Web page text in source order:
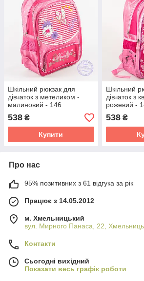
Шкільний рюкзак для
дівчаток з метеликом -
малиновий - 146
538 ₴
Купити
Шкільний
дівчаток з
рожевий -
538₴
Про нас
95% позитивних з 61 відгука за рік
Працює з 14.05.2012
м. Хмельницький
вул. Мирного Панаса, 22,
Контакти
Сьогодні вихідний
Показати весь графік роботи